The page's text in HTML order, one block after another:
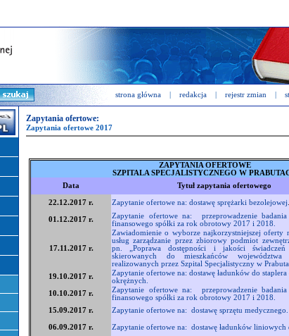
strona główna redakcja rejestr zmian
Zapytania ofertowe:
Zapytania ofertowe 2017
ZAPYTANIA OFERTOWE
SZPITALA SPECJALISTYCZNEGO W
Data
Tytuł zapytania ofertowego
22.12.2017 r.
Zapytanie ofertowe na: dostawę sprężarki bezolejowej
01.12.2017 r.
Zapytanie ofertowe na: przeprowadzenie badania
finansowego spółki za rok obrotowy 2017 i 2018.
17.11.2017 r.
Zawiadomienie o wyborze najkorzystniejszej oferty
usług zarządzanie przez zbiorowy podmiot
pn. „Poprawa dostępności i jakości świadczeń
skierowanych do mieszkańców województwa
realizowanych przez Szpital Specjalistyczny w
19.10.2017 r.
Zapytanie ofertowe na: dostawę ładunków do
okrężnych.
10.10.2017 r.
Zapytanie ofertowe na: przeprowadzenie badania
finansowego spółki za rok obrotowy 2017 i 2018.
15.09.2017 r.
Zapytanie ofertowe na: dostawę sprzętu medycznego.
06.09.2017 r.
Zapytanie ofertowe na: dostawę ładunków liniowych